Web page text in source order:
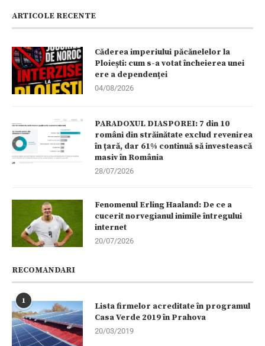
ARTICOLE RECENTE
Căderea imperiului păcănelelor la
Ploiești: cum s-a votat încheierea unei
ere a dependenței
04/08/2026
PARADOXUL DIASPOREI: 7 din 10
români din străinătate exclud revenirea
în țară, dar 61% continuă să investească
masiv în România
28/07/2026
Fenomenul Erling Haaland: De ce a
cucerit norvegianul inimile întregului
internet
20/07/2026
RECOMANDARI
1
Lista firmelor acreditate în programul
Casa Verde 2019 în Prahova
20/03/2019